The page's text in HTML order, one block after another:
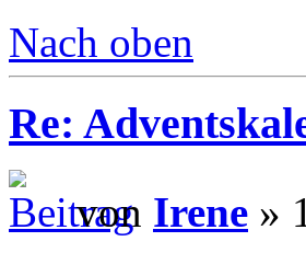
Nach oben
Re:
von Irene »